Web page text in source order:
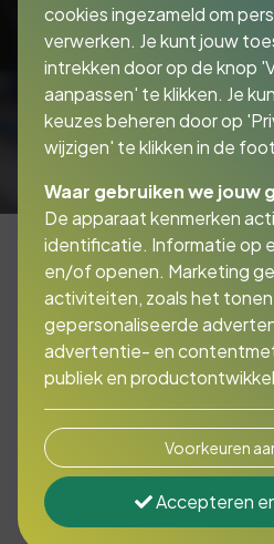
Oldtimer?
Geen zorgen, Finq kan ze
Als u een klassieker
doen, maar let op dat u
cookies ingezameld om
verwerken. Je kunt jouw
intrekken door op de knop
aanpassen' te klikken. Je
keuzes beheren door op
wijzigen' te klikken in de
Waar gebruiken we jouw
De apparaat kenmerken
identificatie. Informatie op
en/of openen. Marketing
activiteiten, zoals het tonen
gepersonaliseerde
advertentie- en
publiek en
Voorkeuren
Accepteren